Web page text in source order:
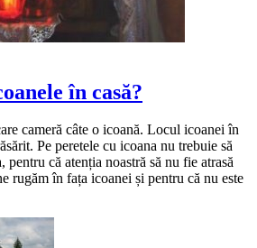
în casă?
cameră câte o icoană. Locul icoanei în
Pe peretele cu icoana nu trebuie să
că atenția noastră să nu fie atrasă
rugăm în fața icoanei și pentru că nu este